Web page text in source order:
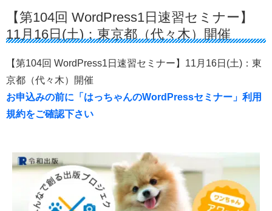
【第104回 WordPress1日速習セミナー】
11月16日(土)：東京都（代々木）開催
【第104回 WordPress1日速習セミナー】11月16日(土)：東
京都（代々木）開催
お申込みの前に「はっちゃんのWordPressセミナー」利用
規約をご確認下さい